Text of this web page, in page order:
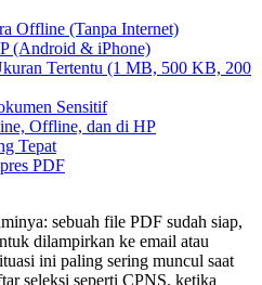
Offline (Tanpa Internet)
(Android & iPhone)
Tertentu (1 MB, 500 KB, 200
Sensitif
Offline, dan di HP
Tepat
PDF
sebuah file PDF sudah siap,
dilampirkan ke email atau
ini paling sering muncul saat
seleksi seperti CPNS, ketika